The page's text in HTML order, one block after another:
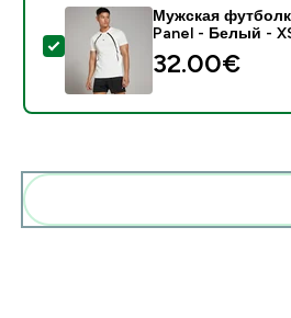
- Мужская футболка MP
Мужская
Panel - Белый -
32.00€‎